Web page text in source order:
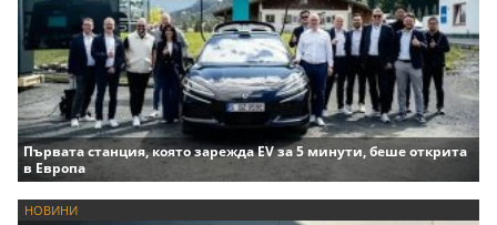
Първата станция, която зарежда EV за 5 минути, беше открита
в Европа
НОВИНИ